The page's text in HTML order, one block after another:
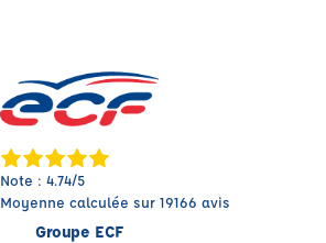
Note : 4.74/5
Moyenne calculée sur 19166 avis
Groupe ECF